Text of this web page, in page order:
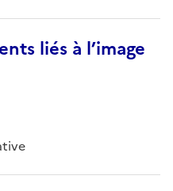
liés à l’image